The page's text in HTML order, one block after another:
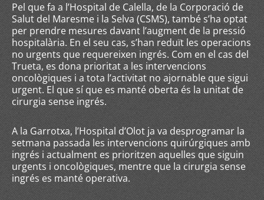
Pel que fa a l’Hospital de Calella, de la Corporació de
Salut del Maresme i la Selva (CSMS), també s’ha optat
per prendre mesures davant l’augment de la pressió
hospitalària. En el seu cas, s’han reduït les operacions
no urgents que requereixen ingrés. Com en el cas del
Trueta, es dona prioritat a les intervencions
oncològiques i a tota l’activitat no ajornable que sigui
urgent. El que sí que es manté oberta és la unitat de
cirurgia sense ingrés.
A la Garrotxa, l’Hospital d’Olot ja va desprogramar la
setmana passada les intervencions quirúrgiques amb
ingrés i actualment es prioritzen aquelles que siguin
urgents i oncològiques, mentre que la cirurgia sense
ingrés es manté operativa.